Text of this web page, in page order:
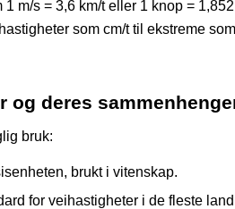
m/s = 3,6 km/t eller 1 knop =
som cm/t til ekstreme
og deres
bruk:
brukt i vitenskap.
for veihastigheter i de fleste